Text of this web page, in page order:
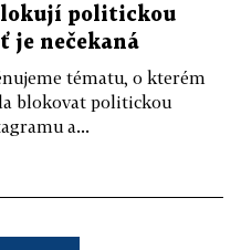
politickou
je nečekaná
tématu, o kterém
blokovat politickou
a...